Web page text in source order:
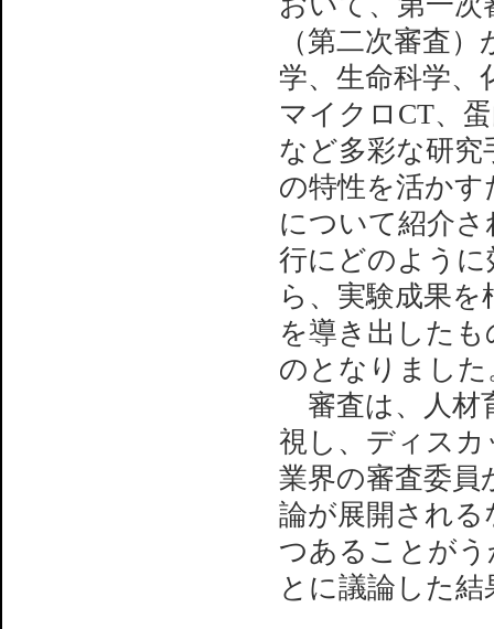
（第二次審査
学、生命科学、
マイクロCT、
など多彩な研究
の特性を活か
について紹介
行にどのよう
ら、実験成果
を導き出した
のとなりました
審査は、人材
視し、ディス
業界の審査委員
論が展開され
つあることが
とに議論した